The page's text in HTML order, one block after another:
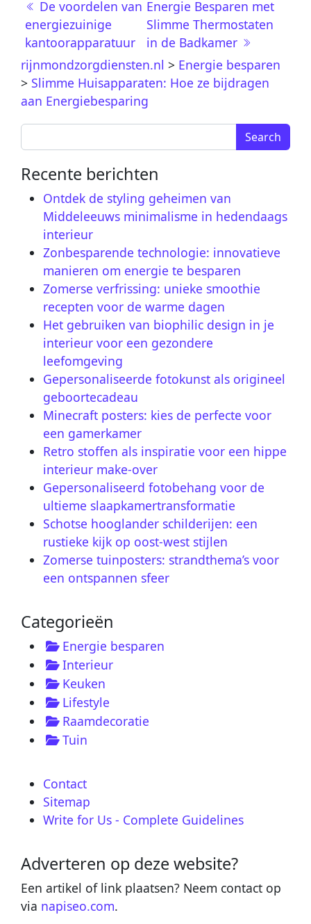
Berichtnavigatie
De voordelen van
energiezuinige
kantoorapparatuur
Energie Besparen met
Slimme Thermostaten
in de Badkamer
rijnmondzorgdiensten.nl > Energie besparen
> Slimme Huisapparaten: Hoe ze bijdragen
aan Energiebesparing
Search for:
Recente berichten
Ontdek de styling geheimen van
Middeleeuws minimalisme in hedendaags
interieur
Zonbesparende technologie: innovatieve
manieren om energie te besparen
Zomerse verfrissing: unieke smoothie
recepten voor de warme dagen
Het gebruiken van biophilic design in je
interieur voor een gezondere
leefomgeving
Gepersonaliseerde fotokunst als origineel
geboortecadeau
Minecraft posters: kies de perfecte voor
een gamerkamer
Retro stoffen als inspiratie voor een hippe
interieur make-over
Gepersonaliseerd fotobehang voor de
ultieme slaapkamertransformatie
Schotse hooglander schilderijen: een
rustieke kijk op oost-west stijlen
Zomerse tuinposters: strandthema’s voor
een ontspannen sfeer
Categorieën
Energie besparen
Interieur
Keuken
Lifestyle
Raamdecoratie
Tuin
Contact
Sitemap
Write for Us - Complete Guidelines
Adverteren op deze website?
Een artikel of link plaatsen? Neem contact op
via napiseo.com.